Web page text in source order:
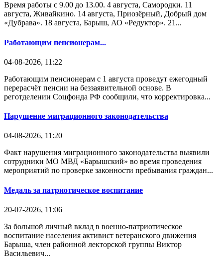
Время работы с 9.00 до 13.00. 4 августа, Самородки. 11
августа, Живайкино. 14 августа, Приозёрный, Добрый дом
«Дубрава». 18 августа, Барыш, АО «Редуктор». 21...
Работающим пенсионерам...
04-08-2026, 11:22
Работающим пенсионерам с 1 августа проведут ежегодный
перерасчёт пенсии на беззаявительной основе. В
реготделении Соцфонда РФ сообщили, что корректировка...
Нарушение миграционного законодательства
04-08-2026, 11:20
Факт нарушения миграционного законодательства выявили
сотрудники МО МВД «Барышский» во время проведения
мероприятий по проверке законности пребывания граждан...
Медаль за патриотическое воспитание
20-07-2026, 11:06
За большой личный вклад в военно-патриотическое
воспитание населения активист ветеранского движения
Барыша, член районной лекторской группы Виктор
Васильевич...